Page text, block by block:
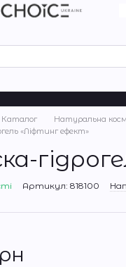
Каталог Натуральна
«Ліфтинг ефект»
Артикул: 818100